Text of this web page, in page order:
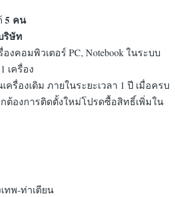
5 คน
ริษัท
งคอมพิวเตอร์ PC, Notebook ในระบบ
เครื่อง
ครื่องเดิม ภายในระยะเวลา 1 ปี เมื่อครบ
ต้องการติดตั้งใหม่โปรดซื้อสิทธิ์เพิ่มใน
ทพ-ท่าเตียน